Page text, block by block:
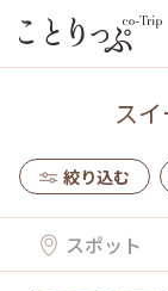
ス
絞り込む
スポット